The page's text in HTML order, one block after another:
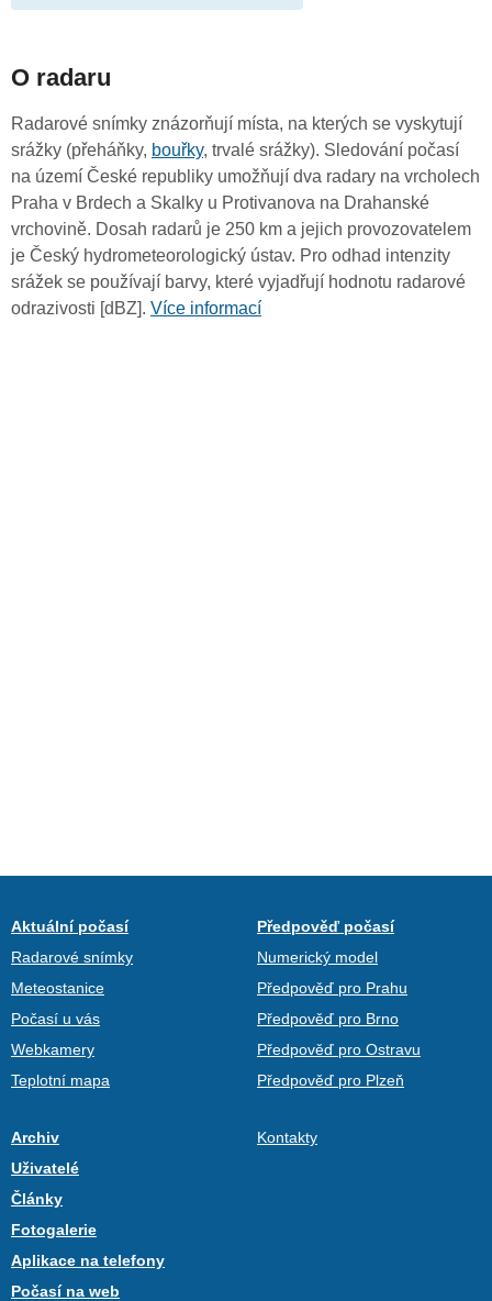
O radaru
Radarové snímky znázorňují místa, na kterých se vyskytují
srážky (přeháňky, bouřky, trvalé srážky). Sledování počasí
na území České republiky umožňují dva radary na vrcholech
Praha v Brdech a Skalky u Protivanova na Drahanské
vrchovině. Dosah radarů je 250 km a jejich provozovatelem
je Český hydrometeorologický ústav. Pro odhad intenzity
srážek se používají barvy, které vyjadřují hodnotu radarové
odrazivosti [dBZ]. Více informací
Aktuální počasí
Radarové snímky
Meteostanice
Počasí u vás
Webkamery
Teplotní mapa
Předpověď počasí
Numerický model
Předpověď pro Prahu
Předpověď pro Brno
Předpověď pro Ostravu
Předpověď pro Plzeň
Archiv
Uživatelé
Články
Fotogalerie
Aplikace na telefony
Počasí na web
Kontakty